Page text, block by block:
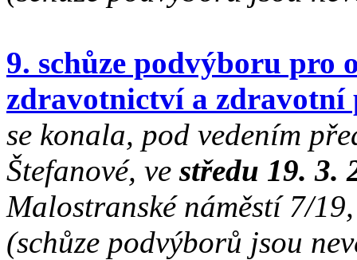
9. schůze podvýboru pro
zdravotnictví a zdravotní
se konala, pod vedením
Štefanové, vestředu 19. 3.
Malostranské náměstí 7/
(schůze podvýborů jsou